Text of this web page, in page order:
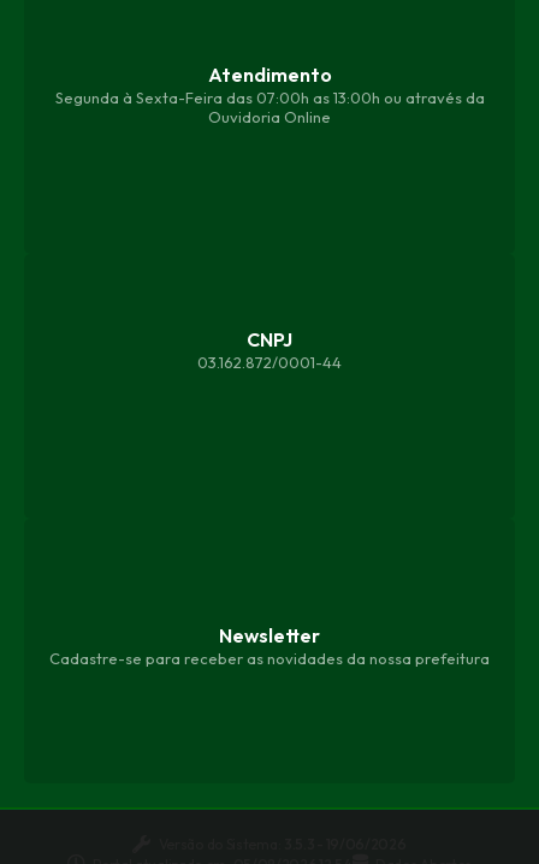
Atendimento
Segunda à Sexta-Feira das 07:00h as 13:00h ou através da
Ouvidoria Online
CNPJ
03.162.872/0001-44
Newsletter
Cadastre-se para receber as novidades da nossa prefeitura